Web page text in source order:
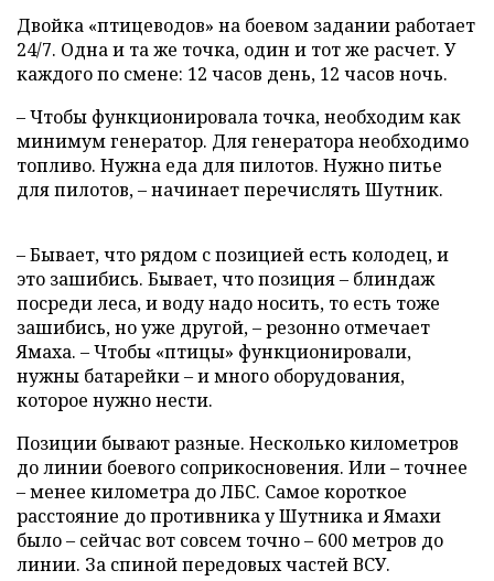
Двойка «птицеводов» на боевом задании работает
24/7. Одна и та же точка, один и тот же расчет. У
каждого по смене: 12 часов день, 12 часов ночь.
– Чтобы функционировала точка, необходим как
минимум генератор. Для генератора необходимо
топливо. Нужна еда для пилотов. Нужно питье
для пилотов, – начинает перечислять Шутник.
– Бывает, что рядом с позицией есть колодец, и
это зашибись. Бывает, что позиция – блиндаж
посреди леса, и воду надо носить, то есть тоже
зашибись, но уже другой, – резонно отмечает
Ямаха. – Чтобы «птицы» функционировали,
нужны батарейки – и много оборудования,
которое нужно нести.
Позиции бывают разные. Несколько километров
до линии боевого соприкосновения. Или – точнее
– менее километра до ЛБС. Самое короткое
расстояние до противника у Шутника и Ямахи
было – сейчас вот совсем точно – 600 метров до
линии. За спиной передовых частей ВСУ.